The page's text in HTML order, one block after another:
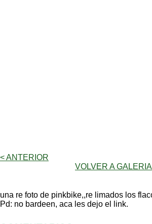
< ANTERIOR
VOLVER A GALERIA
una re foto de pinkbike,,re limados los
Pd: no bardeen, aca les dejo el link.